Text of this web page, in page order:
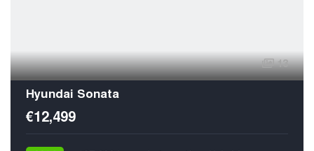
13
Hyundai Sonata
€12,499